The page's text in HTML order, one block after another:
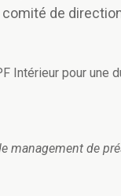
de
Intérieur pour une
management de